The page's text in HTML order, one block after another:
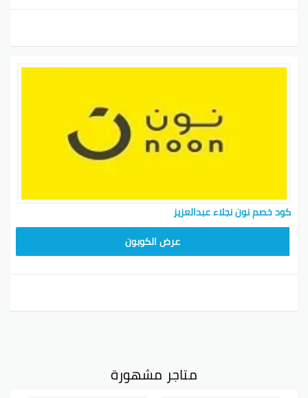
كود خصم نون نجلاء عبدالعزيز
عرض الكوبون
متاجر مشهورة